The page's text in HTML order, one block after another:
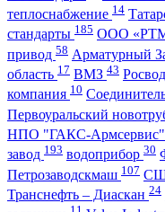
теплоснабжение 14
стандарты 185 ООО
привод 58 Арматурный
область 17 ВМЗ 43
компания 10
Первоуральский
НПО "ГАКС-Армсервис"
завод 193 водоприбор 30
Петрозаводскмаш 107
Транснефть – Диаскан 24